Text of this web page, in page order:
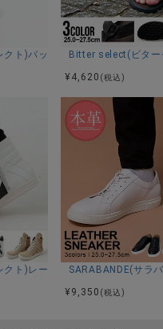
ト)バックルクロスレザーサンダ
Bitter select(ビタ
¥ 4,620 (税込)
ト)レースアップハイカットス
SARABANDE(サラ
¥ 9,350 (税込)